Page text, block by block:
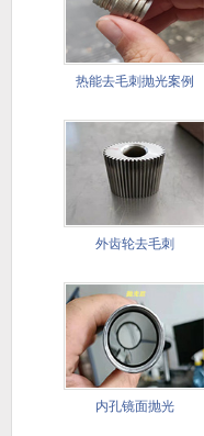
热能去毛刺抛光案例
外齿轮去毛刺
内孔镜面抛光